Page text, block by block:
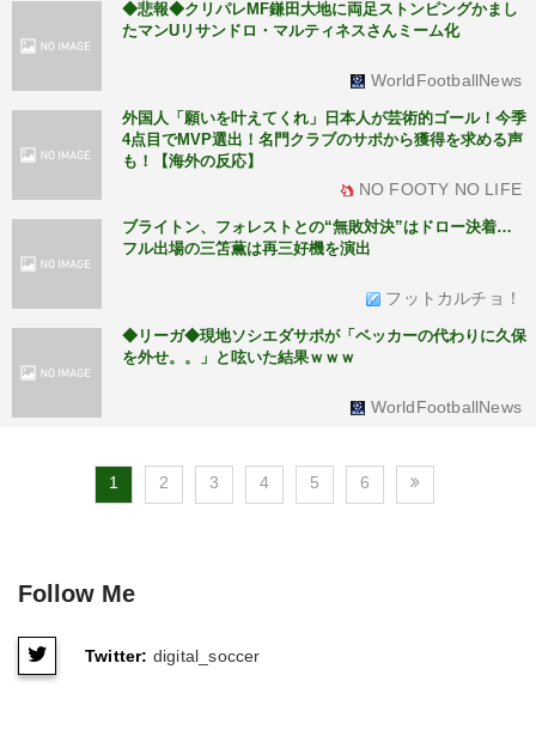
◆悲報◆クリパレMF鎌田大地に両足ストンピングかまし
たマンUリサンドロ・マルティネスさんミーム化
WorldFootballNews
外国人「願いを叶えてくれ」日本人が芸術的ゴール！今季
4点目でMVP選出！名門クラブのサポから獲得を求める声
も！【海外の反応】
NO FOOTY NO LIFE
ブライトン、フォレストとの“無敗対決”はドロー決着…
フル出場の三笘薫は再三好機を演出
フットカルチョ！
◆リーガ◆現地ソシエダサポが「ベッカーの代わりに久保
を外せ。。」と呟いた結果ｗｗｗ
WorldFootballNews
1 2 3 4 5 6
Follow Me
Twitter: digital_soccer